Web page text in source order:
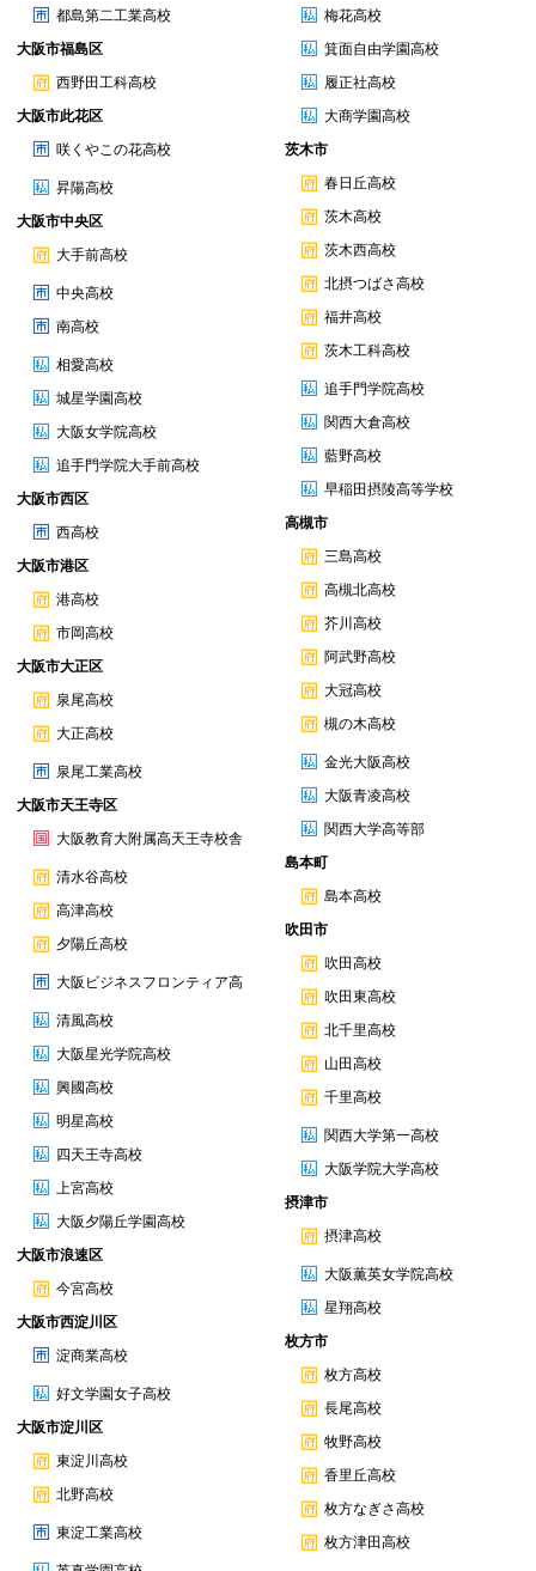
都島第二工業高校
大阪市福島区
西野田工科高校
大阪市此花区
咲くやこの花高校
昇陽高校
大阪市中央区
大手前高校
中央高校
南高校
相愛高校
城星学園高校
大阪女学院高校
追手門学院大手前高校
大阪市西区
西高校
大阪市港区
港高校
市岡高校
大阪市大正区
泉尾高校
大正高校
泉尾工業高校
大阪市天王寺区
大阪教育大附属高天王寺校舎
清水谷高校
高津高校
夕陽丘高校
大阪ビジネスフロンティア高
清風高校
大阪星光学院高校
興國高校
明星高校
四天王寺高校
上宮高校
大阪夕陽丘学園高校
大阪市浪速区
今宮高校
大阪市西淀川区
淀商業高校
好文学園女子高校
大阪市淀川区
東淀川高校
北野高校
東淀工業高校
梅花高校
箕面自由学園高校
履正社高校
大商学園高校
茨木市
春日丘高校
茨木高校
茨木西高校
北摂つばさ高校
福井高校
茨木工科高校
追手門学院高校
関西大倉高校
藍野高校
早稲田摂陵高等学校
高槻市
三島高校
高槻北高校
芥川高校
阿武野高校
大冠高校
槻の木高校
金光大阪高校
大阪青凌高校
関西大学高等部
島本町
島本高校
吹田市
吹田高校
吹田東高校
北千里高校
山田高校
千里高校
関西大学第一高校
大阪学院大学高校
摂津市
摂津高校
大阪薫英女学院高校
星翔高校
枚方市
枚方高校
長尾高校
牧野高校
香里丘高校
枚方なぎさ高校
枚方津田高校